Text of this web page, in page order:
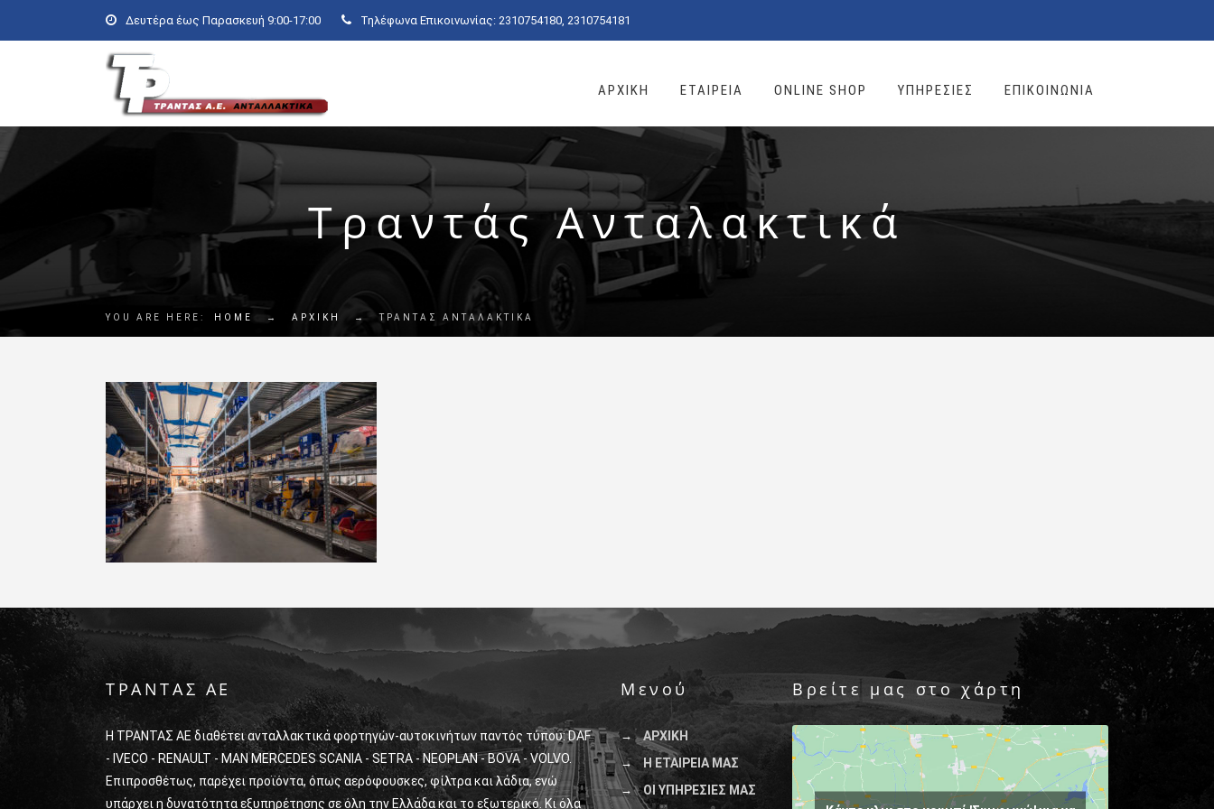
Δευτέρα έως Παρασκευή 9:00-17:00 Τηλέφωνα Επικοινωνίας: 2310754180, 2310754181
ΑΡΧΙΚΗ ΕΤΑΙΡΕΙΑ ONLINE SHOP ΥΠΗΡΕΣΙΕΣ ΕΠΙΚΟΙΝΩΝΙΑ
Τραντάς Ανταλακτικά
YOU ARE HERE: HOME → ΑΡΧΙΚΗ → ΤΡΑΝΤΆΣ ΑΝΤΑΛΑΚΤΙΚΆ
ΤΡΑΝΤΑΣ ΑΕ
Η ΤΡΑΝΤΑΣ ΑΕ διαθέτει ανταλλακτικά φορτηγών-αυτοκινήτων παντός τύπου: DAF
- IVECO - RENAULT - MAN MERCEDES SCANIA - SETRA - NEOPLAN - BOVA - VOLVO.
Επιπροσθέτως, παρέχει προϊόντα, όπως αερόφουσκες, φίλτρα και λάδια, ενώ
υπάρχει η δυνατότητα εξυπηρέτησης σε όλη την Ελλάδα και το εξωτερικό. Κι όλα
Μενού
ΑΡΧΙΚΗ
Η ΕΤΑΙΡΕΙΑ ΜΑΣ
ΟΙ ΥΠΗΡΕΣΙΕΣ ΜΑΣ
Βρείτε μας στο χάρτη